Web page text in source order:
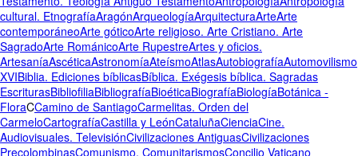
cultural. EtnografíaAragónArqueologíaArquitecturaArteArte
contemporáneoArte góticoArte religioso. Arte Cristiano. Arte
SagradoArte RománicoArte RupestreArtes y oficios.
ArtesaníaAscéticaAstronomíaAteísmoAtlasAutobiografíaAutomovilismo
XVIBiblia. Ediciones bíblicasBíblica. Exégesis bíblica. Sagradas
EscriturasBibliofiliaBibliografíaBioéticaBiografíaBiologíaBotánica -
FloraCCamino de SantiagoCarmelitas. Orden del
CarmeloCartografíaCastilla y LeónCataluñaCienciaCine.
Audiovisuales. TelevisiónCivilizaciones AntiguasCivilizaciones
PrecolombinasComunismo. ComunitarismosConcilio Vaticano